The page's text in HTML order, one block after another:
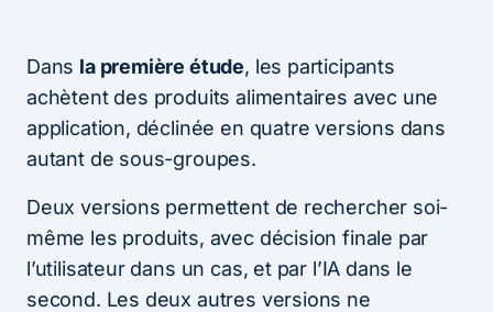
Dans la première étude, les participants
achètent des produits alimentaires avec une
application, déclinée en quatre versions dans
autant de sous-groupes.
Deux versions permettent de rechercher soi-
même les produits, avec décision finale par
l’utilisateur dans un cas, et par l’IA dans le
second. Les deux autres versions ne